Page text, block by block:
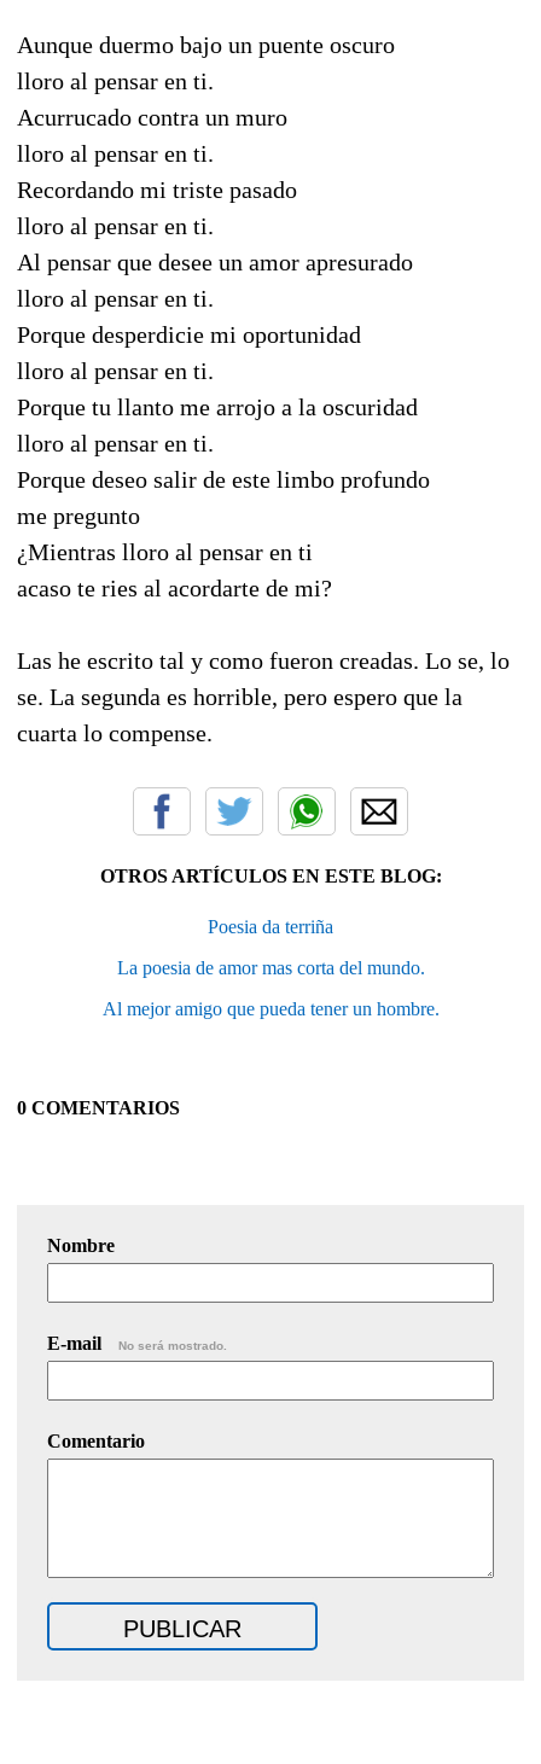
Aunque duermo bajo un puente oscuro
lloro al pensar en ti.
Acurrucado contra un muro
lloro al pensar en ti.
Recordando mi triste pasado
lloro al pensar en ti.
Al pensar que desee un amor apresurado
lloro al pensar en ti.
Porque desperdicie mi oportunidad
lloro al pensar en ti.
Porque tu llanto me arrojo a la oscuridad
lloro al pensar en ti.
Porque deseo salir de este limbo profundo
me pregunto
¿Mientras lloro al pensar en ti
acaso te ries al acordarte de mi?
Las he escrito tal y como fueron creadas. Lo se, lo
se. La segunda es horrible, pero espero que la
cuarta lo compense.
OTROS ARTÍCULOS EN ESTE BLOG:
Poesia da terriña
La poesia de amor mas corta del mundo.
Al mejor amigo que pueda tener un hombre.
0 COMENTARIOS
Nombre
E-mail No será mostrado.
Comentario